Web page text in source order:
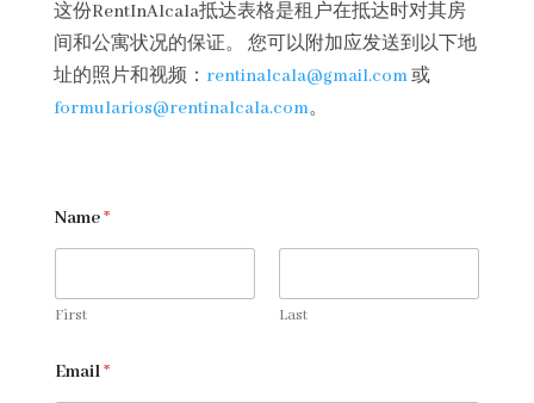
这份RentInAlcala抵达表格是租户在抵达时对其房
间和公寓状况的保证。 您可以附加应发送到以下地
址的照片和视频： rentinalcala@gmail.com或
formularios@rentinalcala.com。
Name*
First Last
Email*